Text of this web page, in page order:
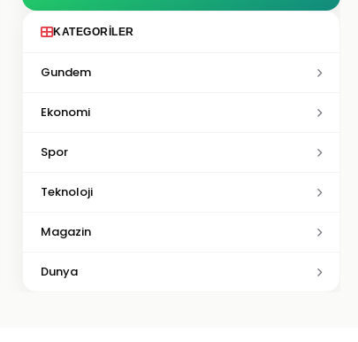
KATEGORILER
Gundem
Ekonomi
Spor
Teknoloji
Magazin
Dunya